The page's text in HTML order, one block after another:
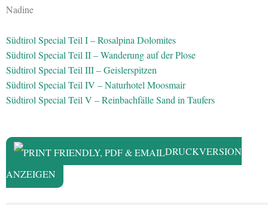
Nadine
Südtirol Special Teil I – Rosalpina Dolomites
Südtirol Special Teil II – Wanderung auf der Plose
Südtirol Special Teil III – Geislerspitzen
Südtirol Special Teil IV – Naturhotel Moosmair
Südtirol Special Teil V – Reinbachfälle Sand in Taufers
DRUCKVERSION
ANZEIGEN